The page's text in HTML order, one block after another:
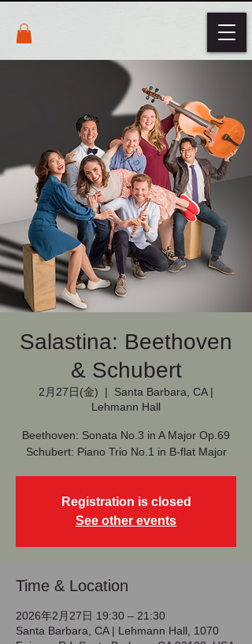
Salastina: Beethoven
& Schubert
2月27日(金)
  |
Santa Barbara, CA |
Lehmann Hall
Beethoven: Sonata No.3 in A Major Op.69
Schubert: Piano Trio No.1 in B-flat Major
Registration is closed
See other events
Time & Location
2026年2月27日 19:30 – 21:30
Santa Barbara, CA | Lehmann Hall, 1070